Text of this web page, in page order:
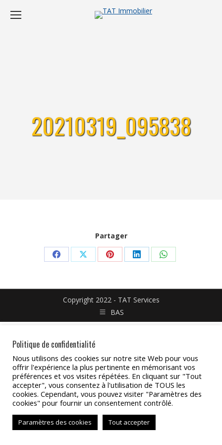
20210319_095838
Partager
Partager
Facebook
Partager
X
Partager
Pinterest
Partager
LinkedIn
Partager
WhatsApp
Copyright 2022 - TAT Services
BAS
Politique de confidentialité
Nous utilisons des cookies sur notre site Web pour vous
offrir l'expérience la plus pertinente en mémorisant vos
préférences et vos visites répétées. En cliquant sur "Tout
accepter", vous consentez à l'utilisation de TOUS les
cookies. Cependant, vous pouvez visiter "Paramètres des
cookies" pour fournir un consentement contrôlé.
Paramètres des cookies Tout accepter